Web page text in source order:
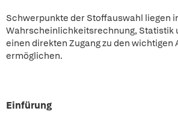
Schwerpunkte der Stoffauswahl liegen
Wahrscheinlichkeitsrechnung, Statistik
einen direkten Zugang zu den wichtigen
ermöglichen.
Einfürung